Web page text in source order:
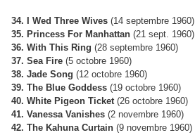
34. I Wed Three Wives (14 septembre 1960)
35. Princess For Manhattan (21 sept. 1960)
36. With This Ring (28 septembre 1960)
37. Sea Fire (5 octobre 1960)
38. Jade Song (12 octobre 1960)
39. The Blue Goddess (19 octobre 1960)
40. White Pigeon Ticket (26 octobre 1960)
41. Vanessa Vanishes (2 novembre 1960)
42. The Kahuna Curtain (9 novembre 1960)